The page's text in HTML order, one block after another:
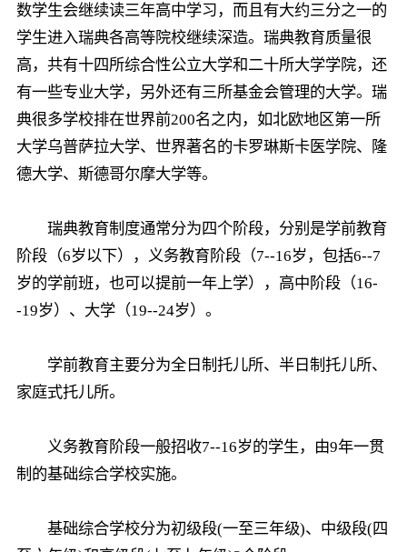
数学生会继续读三年高中学习，而且有大约三分之一的
学生进入瑞典各高等院校继续深造。瑞典教育质量很
高，共有十四所综合性公立大学和二十所大学学院，还
有一些专业大学，另外还有三所基金会管理的大学。瑞
典很多学校排在世界前200名之内，如北欧地区第一所
大学乌普萨拉大学、世界著名的卡罗琳斯卡医学院、隆
德大学、斯德哥尔摩大学等。
瑞典教育制度通常分为四个阶段，分别是学前教育
阶段（6岁以下），义务教育阶段（7--16岁，包括6--7
岁的学前班，也可以提前一年上学），高中阶段（16-
-19岁）、大学（19--24岁）。
学前教育主要分为全日制托儿所、半日制托儿所、
家庭式托儿所。
义务教育阶段一般招收7--16岁的学生，由9年一贯
制的基础综合学校实施。
基础综合学校分为初级段(一至三年级)、中级段(四